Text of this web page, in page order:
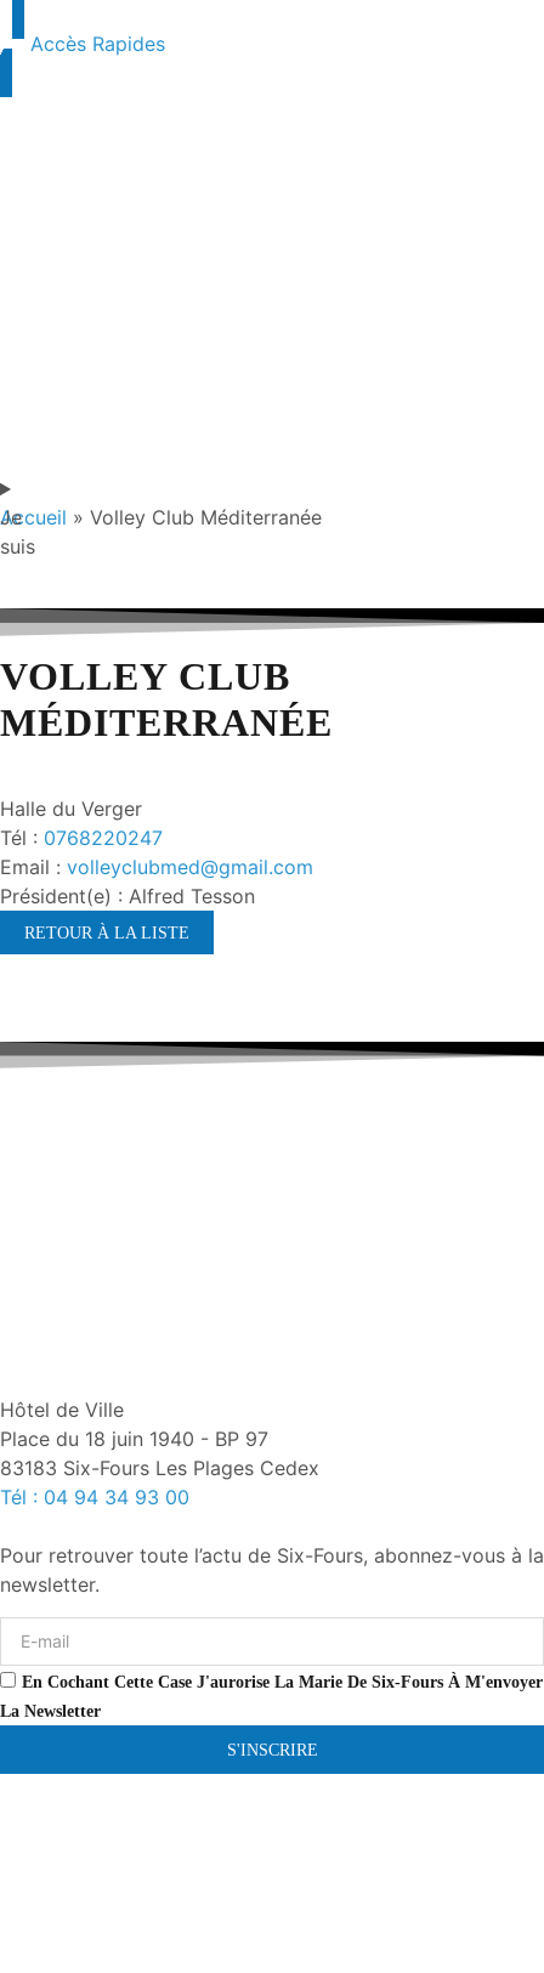
Accès Rapides
Je
suis
Accueil » Volley Club Méditerranée
VOLLEY CLUB
MÉDITERRANÉE
Halle du Verger
Tél : 0768220247
Email : volleyclubmed@gmail.com
Président(e) : Alfred Tesson
RETOUR À LA LISTE
Hôtel de Ville
Place du 18 juin 1940 - BP 97
83183 Six-Fours Les Plages Cedex
Tél : 04 94 34 93 00
Pour retrouver toute l’actu de Six-Fours, abonnez-vous à la
newsletter.
En Cochant Cette Case J'aurorise La Marie De Six-Fours À M'envoyer
La Newsletter
S'INSCRIRE